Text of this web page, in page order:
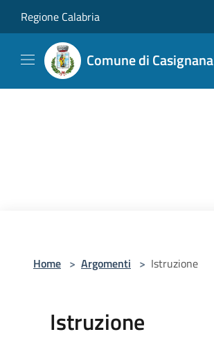
Regione Calabria
Comune di Casignana
Home > Argomenti > Istruzione
Istruzione